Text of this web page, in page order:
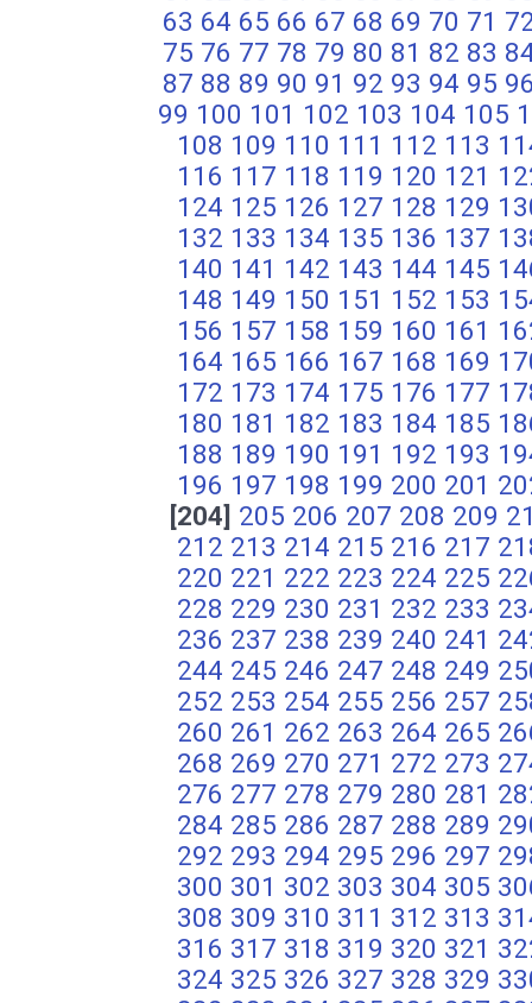
63 64 65 66 67 68 69 70 71
75 76 77 78 79 80 81 82 83
87 88 89 90 91 92 93 94 95
99 100 101 102 103 104 105
108 109 110 111 112 113
116 117 118 119 120 121
124 125 126 127 128 129
132 133 134 135 136 137
140 141 142 143 144 145
148 149 150 151 152 153
156 157 158 159 160 161
164 165 166 167 168 169
172 173 174 175 176 177
180 181 182 183 184 185
188 189 190 191 192 193
196 197 198 199 200 201
[204] 205 206 207 208 209
212 213 214 215 216 217
220 221 222 223 224 225
228 229 230 231 232 233
236 237 238 239 240 241
244 245 246 247 248 249
252 253 254 255 256 257
260 261 262 263 264 265
268 269 270 271 272 273
276 277 278 279 280 281
284 285 286 287 288 289
292 293 294 295 296 297
300 301 302 303 304 305
308 309 310 311 312 313
316 317 318 319 320 321
324 325 326 327 328 329